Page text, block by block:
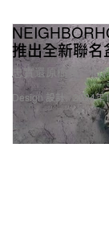
Design 設計
推出全新聯名
忠實還原樹葉、樹
2024